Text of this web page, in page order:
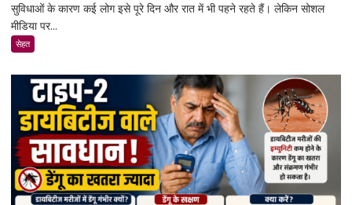
पहनने
खतरा
जानिए
एक्सपर्ट
और
रिसर्च
की
सुविधाओं के कारण कई लोग इसे पूरे दिन और रात में भी पहने रहते हैं। लेकिन सोशल
मीडिया पर...
सेहत